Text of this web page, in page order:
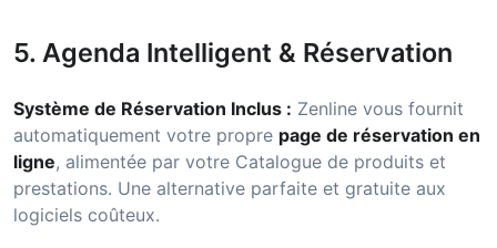
5. Agenda Intelligent & Réservation
Système de Réservation Inclus : Zenline vous fournit
automatiquement votre propre page de réservation en
ligne, alimentée par votre Catalogue de produits et
prestations. Une alternative parfaite et gratuite aux
logiciels coûteux.